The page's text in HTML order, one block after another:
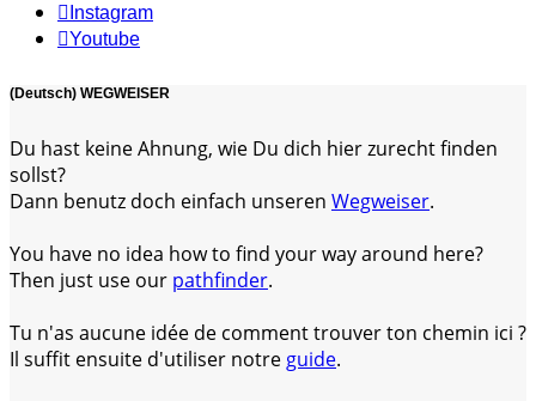
Instagram
Youtube
(Deutsch) WEGWEISER
Du hast keine Ahnung, wie Du dich hier zurecht finden
sollst?
Dann benutz doch einfach unseren Wegweiser.
You have no idea how to find your way around here?
Then just use our pathfinder.
Tu n'as aucune idée de comment trouver ton chemin ici ?
Il suffit ensuite d'utiliser notre guide.